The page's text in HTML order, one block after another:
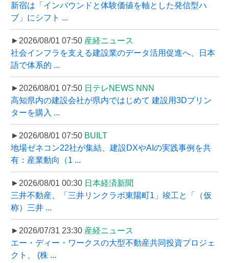
新宿は「インバウンドと体験価値を軸とした発信型ハ
ブ」にシフト ...
►2026/08/01 07:50 産経ニュース
社会インフラを支える建設業のデータ活用促進へ、日本
語で体系的 ...
►2026/08/01 07:50 日テレNEWS NNN
高知県内の建設会社が県内ではじめて 建設用3Dプリン
ターを購入 ...
►2026/08/01 07:50 BUILT
地場ゼネコン22社が集結、建設DXやAIの実践事例を共
有：産業動向（1 ...
►2026/08/01 00:30 日本経済新聞
三井不動産、「三井リンクラボ東陽町1」竣工と「（仮
称）三井 ...
►2026/07/31 23:30 産経ニュース
エー・ディー・ワークスの大型不動産共同投資プロジェ
クト、 (株 ...